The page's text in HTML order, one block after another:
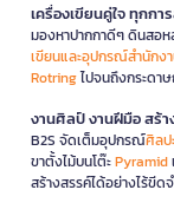
เครื่องเขียนคู่ใจ ทุกกา
มองหาปากกาดีๆ ดินสอ
เขียนและอุปกรณ์สำนักง
Rotringไปจนถึงกระดา
งานศิลป์ งานฝีมือ สร้า
B2S จัดเต็มอุปกรณ์ศิลป
ขาตั้งไม้บนโต๊ะPyramid
สร้างสรรค์ได้อย่างไร้ขีด